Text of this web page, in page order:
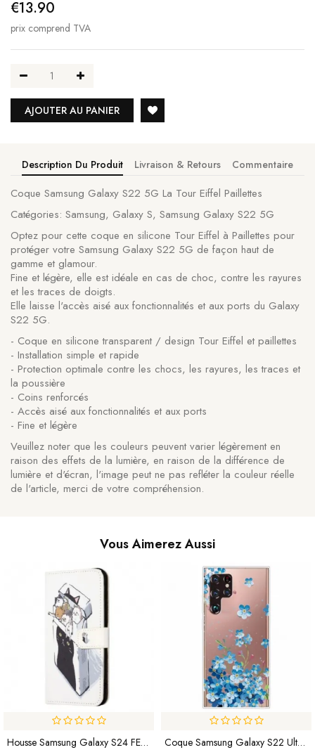
€13.90
prix comprend TVA
AJOUTER AU PANIER
Description Du Produit Livraison & Retours Commentaire
Coque Samsung Galaxy S22 5G La Tour Eiffel Paillettes
Catégories: Samsung, Galaxy S, Samsung Galaxy S22 5G
Optez pour cette coque en silicone Tour Eiffel à Paillettes pour
protéger votre Samsung Galaxy S22 5G de façon haut de
gamme et glamour.
Fine et légère, elle est idéale en cas de choc, contre les rayures
et les traces de doigts.
Elle laisse l'accès aisé aux fonctionnalités et aux ports du Galaxy
S22 5G.
- Coque en silicone transparent / design Tour Eiffel et paillettes
- Installation simple et rapide
- Protection optimale contre les chocs, les rayures, les traces et
la poussière
- Coins renforcés
- Accès aisé aux fonctionnalités et aux ports
- Fine et légère
Veuillez noter que les couleurs peuvent varier légèrement en
raison des effets de la lumière, en raison de la différence de
lumière et d'écran, l'image peut ne pas refléter la couleur réelle
de l'article, merci de votre compréhension.
Vous Aimerez Aussi
Housse Samsung Galaxy S24 FE Chats Dans La Boîte À Lanière
Coque Samsung Galaxy S22 Ultra 5G Fleurs Bleues